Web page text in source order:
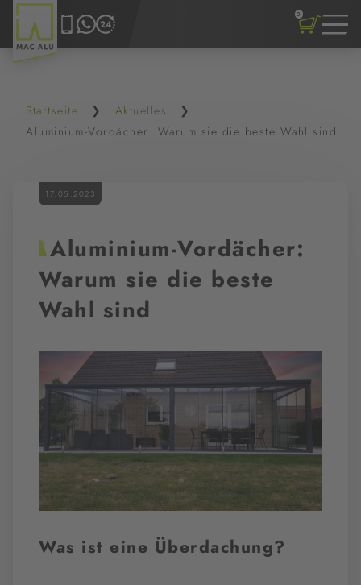
0
Startseite
Aktuelles
Aluminium-Vordächer: Warum sie die beste Wahl sind
17.05.2023
Aluminium-Vordächer:
Warum sie die beste
Wahl sind
Was ist eine Überdachung?